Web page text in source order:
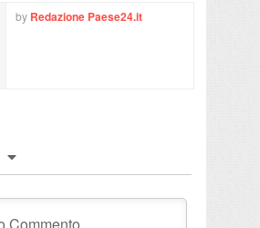
by Redazione Paese24.it